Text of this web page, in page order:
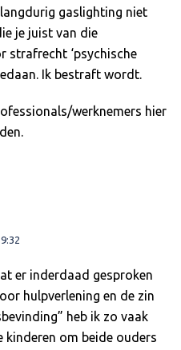
gaslighting niet
je juist van die
strafrecht ‘psychische
Ik bestraft wordt.
werknemers hier
er inderdaad gesproken
hulpverlening en de zin
heb ik zo vaak
kinderen om beide ouders